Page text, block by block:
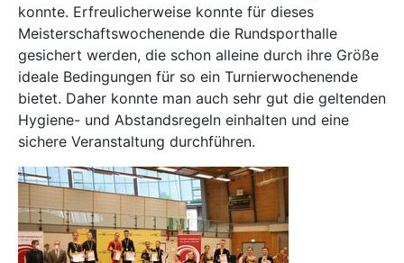
konnte. Erfreulicherweise konnte für dieses
Meisterschaftswochenende die Rundsporthalle
gesichert werden, die schon alleine durch ihre Größe
ideale Bedingungen für so ein Turnierwochenende
bietet. Daher konnte man auch sehr gut die geltenden
Hygiene- und Abstandsregeln einhalten und eine
sichere Veranstaltung durchführen.